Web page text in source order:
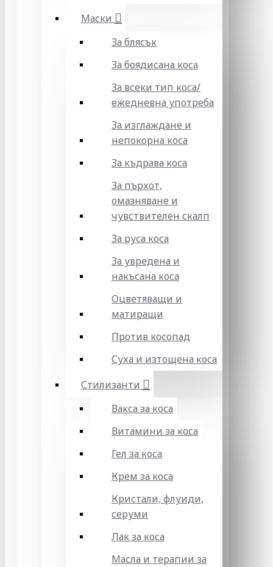
Маски
За блясък
За боядисана коса
За всеки тип коса/
ежедневна употреба
За изглаждане и
непокорна коса
За къдрава коса
За пърхот,
омазняване и
чувствителен скалп
За руса коса
За увредена и
накъсана коса
Оцветяващи и
матиращи
Против косопад
Суха и изтощена коса
Стилизанти
Вакса за коса
Витамини за коса
Гел за коса
Крем за коса
Кристали, флуиди,
серуми
Лак за коса
Масла и терапии за